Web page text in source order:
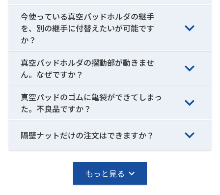
今使っている真空パッドホルダの継手
を、別の継手に付替えたいが可能です
か？
真空パッドホルダの摺動部が動きませ
ん。なぜですか？
真空パッドのゴムに亀裂ができてしまっ
た。不良品ですか？
隔壁ナットだけの注文はできますか？
もっと見る